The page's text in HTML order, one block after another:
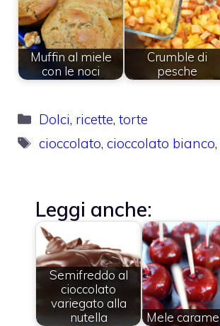
Muffin al miele
con le noci
Crumble di
pesche
Categorie
Dolci, ricette,torte
Tag
cioccolato,cioccolato bianco,
Leggi anche:
Semifreddo al
cioccolato
variegato alla
nutella
Mele